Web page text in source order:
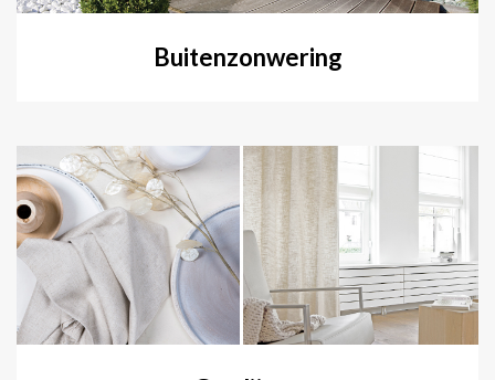
Buitenzonwering